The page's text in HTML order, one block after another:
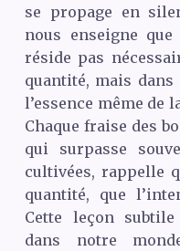
se propage en
nous enseigne
réside pas
quantité, mais
l’essence même de
Chaque fraise des
qui surpasse
cultivées, rappelle
quantité, que
Cette leçon
dans notre